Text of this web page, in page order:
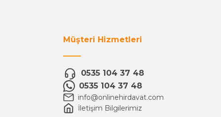
Müşteri Hizmetleri
0535 104 37 48
0535 104 37 48
info@onlinehirdavat.com
İletişim Bilgilerimiz